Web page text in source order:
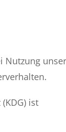
ist